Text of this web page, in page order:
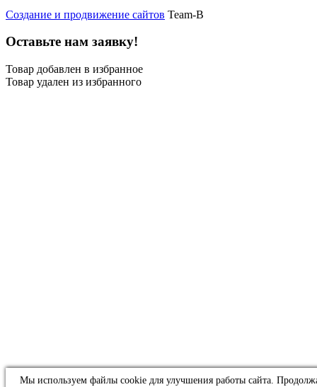
Создание и продвижение сайтов Team-B
Оставьте нам заявку!
Товар добавлен в избранное
Товар удален из избранного
Мы используем файлы cookie для улучшения работы сайта.